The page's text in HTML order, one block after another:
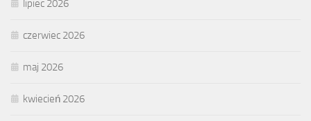
lipiec 2026
czerwiec 2026
maj 2026
kwiecień 2026